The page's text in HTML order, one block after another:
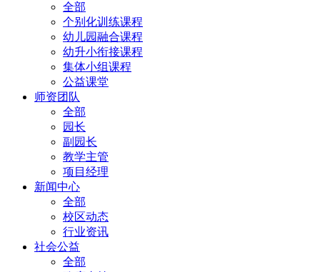
全部
个别化训练课程
幼儿园融合课程
幼升小衔接课程
集体小组课程
公益课堂
师资团队
全部
园长
副园长
教学主管
项目经理
新闻中心
全部
校区动态
行业资讯
社会公益
全部